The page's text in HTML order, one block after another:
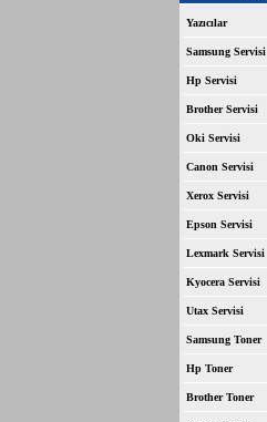
Yazıcılar
Samsung Servisi
Hp Servisi
Brother Servisi
Oki Servisi
Canon Servisi
Xerox Servisi
Epson Servisi
Lexmark Servisi
Kyocera Servisi
Utax Servisi
Samsung Toner
Hp Toner
Brother Toner